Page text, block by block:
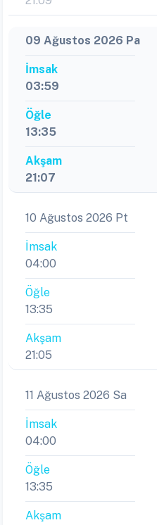
09 Ağustos 2026 Pa
İmsak
03:59
Öğle
13:35
Akşam
21:07
10 Ağustos 2026 Pt
İmsak
04:00
Öğle
13:35
Akşam
21:05
11 Ağustos 2026 Sa
İmsak
04:00
Öğle
13:35
Akşam